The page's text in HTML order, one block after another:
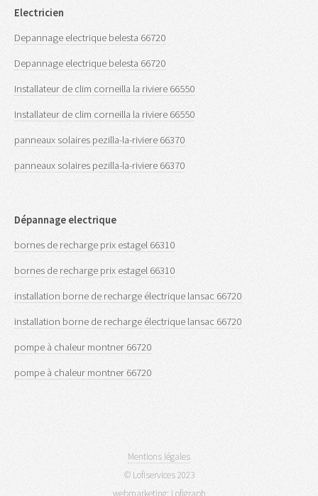
Electricien
Depannage electrique belesta 66720
Depannage electrique belesta 66720
Installateur de clim corneilla la riviere 66550
Installateur de clim corneilla la riviere 66550
panneaux solaires pezilla-la-riviere 66370
panneaux solaires pezilla-la-riviere 66370
Dépannage electrique
bornes de recharge prix estagel 66310
bornes de recharge prix estagel 66310
installation borne de recharge électrique lansac 66720
installation borne de recharge électrique lansac 66720
pompe à chaleur montner 66720
pompe à chaleur montner 66720
Mentions légales
© Lofiservices 2023